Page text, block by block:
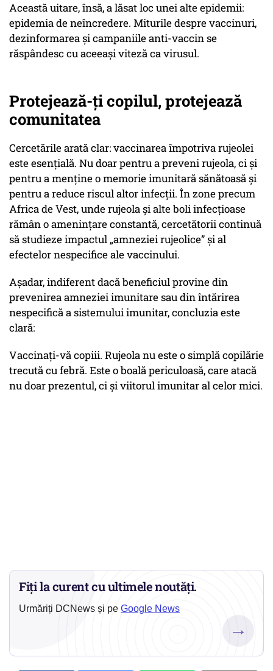
Această uitare, însă, a lăsat loc unei alte epidemii:
epidemia de neîncredere. Miturile despre vaccinuri,
dezinformarea și campaniile anti-vaccin se
răspândesc cu aceeași viteză ca virusul.
Protejează-ți copilul, protejează
comunitatea
Cercetările arată clar: vaccinarea împotriva rujeolei
este esențială. Nu doar pentru a preveni rujeola, ci și
pentru a menține o memorie imunitară sănătoasă și
pentru a reduce riscul altor infecții. În zone precum
Africa de Vest, unde rujeola și alte boli infecțioase
rămân o amenințare constantă, cercetătorii continuă
să studieze impactul „amneziei rujeolice” și al
efectelor nespecifice ale vaccinului.
Așadar, indiferent dacă beneficiul provine din
prevenirea amneziei imunitare sau din întărirea
nespecifică a sistemului imunitar, concluzia este
clară:
Vaccinați-vă copiii. Rujeola nu este o simplă copilărie
trecută cu febră. Este o boală periculoasă, care atacă
nu doar prezentul, ci și viitorul imunitar al celor mici.
Fiți la curent cu ultimele noutăți.
Urmăriți DCNews și pe Google News
→